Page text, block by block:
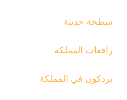
سطحة حديثة
رافعات المملكة
بردكون في المملكة